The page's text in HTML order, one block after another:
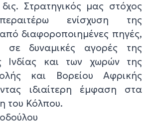
Στρατηγικός μας στόχος
ενίσχυση της
διαφοροποιημένες πηγές,
σε δυναμικές αγορές της
Ινδίας και των χωρών της
και Βορείου Αφρικής
ιδιαίτερη έμφαση στα
του Κόλπου.